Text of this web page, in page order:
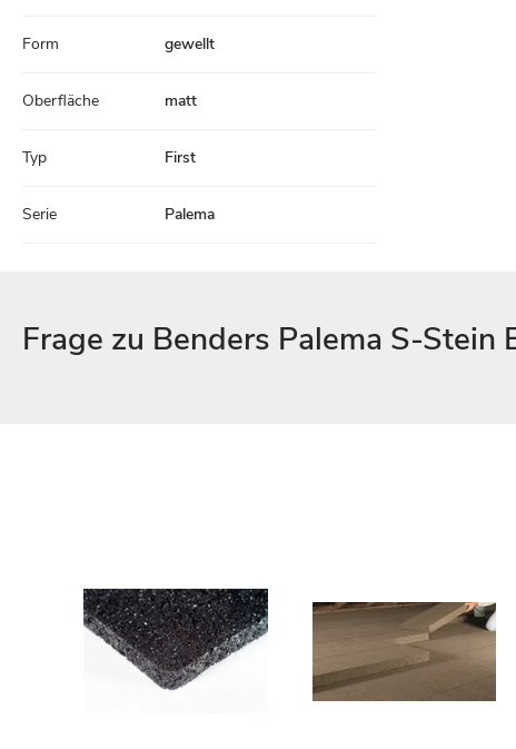
Form gewellt
Oberfläche matt
Typ First
Serie Palema
Frage zu Benders Palema S-Stein